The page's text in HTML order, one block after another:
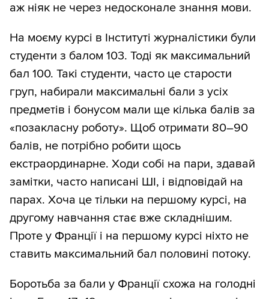
аж ніяк не через недосконале знання мови.
На моєму курсі в Інституті журналістики були
студенти з балом 103. Тоді як максимальний
бал 100. Такі студенти, часто це старости
груп, набирали максимальні бали з усіх
предметів і бонусом мали ще кілька балів за
«позакласну роботу». Щоб отримати 80–90
балів, не потрібно робити щось
екстраординарне. Ходи собі на пари, здавай
замітки, часто написані ШІ, і відповідай на
парах. Хоча це тільки на першому курсі, на
другому навчання стає вже складнішим.
Проте у Франції і на першому курсі ніхто не
ставить максимальний бал половині потоку.
Боротьба за бали у Франції схожа на голодні